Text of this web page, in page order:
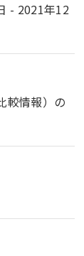
- 2021年12
較情報）の